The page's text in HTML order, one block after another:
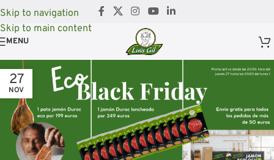
Skip to navigation
Skip to main content
MENU
27
NOV